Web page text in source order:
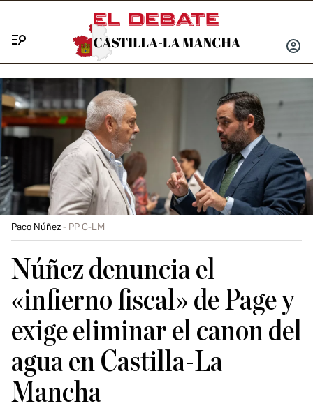
INICIAR
Paco Núñez PP C-LM
Núñez denuncia el
«infierno fiscal» de Page y
exige eliminar el canon del
agua en Castilla-La
Mancha